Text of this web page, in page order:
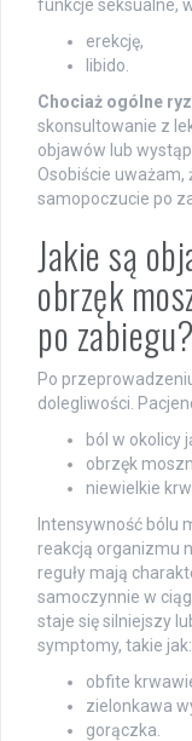
funkcje seksualne,
erekcję,
libido.
Chociaż ogólne
skonsultowanie z
objawów lub
Osobiście
samopoczucie po
Jakie są
obrzęk
po zabiegu?
Po
dolegliwości.
ból w okolicy
obrzęk
niewielkie
Intensywność bólu
reakcją organizmu
reguły mają
samoczynnie w
staje się silniejszy
symptomy, takie jak:
obfite
zielonkawa
gorączka.